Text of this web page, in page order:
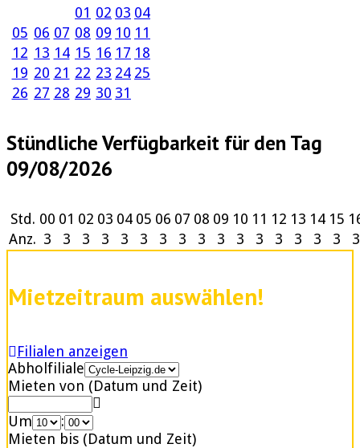
01 02 03 04
05 06 07 08 09 10 11
12 13 14 15 16 17 18
19 20 21 22 23 24 25
26 27 28 29 30 31
Stündliche Verfügbarkeit für den Tag
09/08/2026
Std. 00 01 02 03 04 05 06 07 08 09 10 11 12 13 14 15
Anz. 3 3 3 3 3 3 3 3 3 3 3 3 3 3 3 3 3
Mietzeitraum auswählen!
Filialen anzeigen
Abholfiliale
Mieten von (Datum und Zeit)
Um
:
Mieten bis (Datum und Zeit)